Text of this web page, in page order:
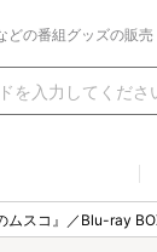
どの番組グッズの販売
ムスコ』／Blu-ray